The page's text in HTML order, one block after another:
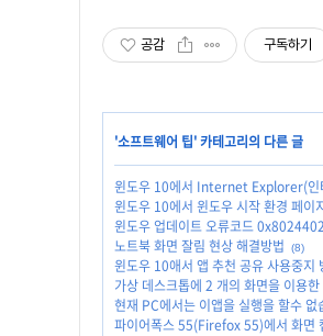
공감 구독하기
'소프트웨어 팁' 카테고리의 다른 글
윈도우 10에서 Internet Explorer(인
윈도우 10에서 윈도우 시작 환경 페이
윈도우 업데이트 오류코드
노트북 화면 잘림 현상 해결방법 (8)
윈도우 10애서 앱 추천 공유 사용중지
가상 데스크톱에 2 개의 화면을 이용
현재 PC에서는 이앱을 실행을 할수 없
파이어폭스 55(Firefox 55)에서 화면